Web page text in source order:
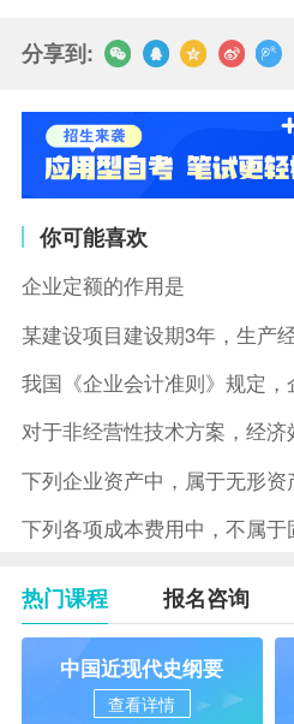
分享到:
你可能喜欢
企业定额的作用是
下列企业资产中，属于无形
下列各项成本费用中，不属于
热门课程 报名咨询
中国近现代史纲要
查看详情